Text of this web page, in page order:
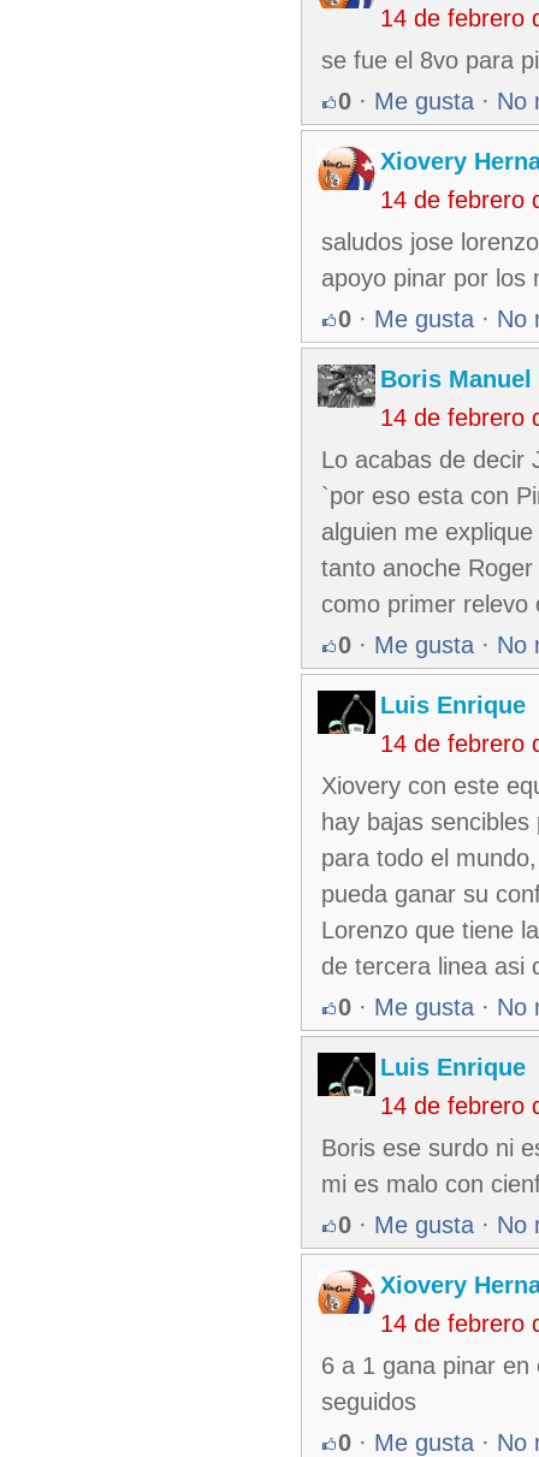
14 de febrero
se fue el 8vo para
0 · Me gusta · No
Xiovery
14 de febrero
saludos jose
apoyo pinar por los
0 · Me gusta · No
Boris Manuel
14 de febrero
Lo acabas de decir
`por eso esta con
alguien me
tanto anoche
como primer relevo
0 · Me gusta · No
Luis Enrique
14 de febrero
Xiovery con este
hay bajas
para todo el
pueda ganar su
Lorenzo que tiene
de tercera linea asi
0 · Me gusta · No
Luis Enrique
14 de febrero
Boris ese surdo ni
mi es malo con
0 · Me gusta · No
Xiovery
14 de febrero
6 a 1 gana pinar
seguidos
0 · Me gusta · No